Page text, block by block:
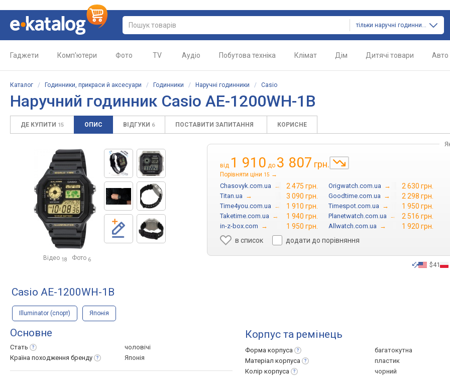
тільки наручні годинники
Гаджети Комп'ютери Фото TV Аудіо Побутова техніка Клімат Дім Дитячі товари Авто
Каталог / Годинники, прикраси й аксесуари / Годинники / Наручні годинники / Casio
Наручний годинник Casio AE-1200WH-1B
ДЕ КУПИТИ 15 ОПИС ВІДГУКИ 6 ПОСТАВИТИ ЗАПИТАННЯ КОРИСНЕ
Відео 18 Фото 6
від 1 910 до 3 807 грн.
Порівняти ціни 15 →
Chasovyk.com.ua → 2 475 грн. Origwatch.com.ua → 2 630 грн.
Titan.ua → 3 090 грн. Goodtime.com.ua → 2 298 грн.
Time4you.com.ua → 1 910 грн. Timespot.com.ua → 1 950 грн.
Taketime.com.ua → 1 940 грн. Planetwatch.com.ua → 2 516 грн.
in-z-box.com → 1 950 грн. Allwatch.com.ua →
1 920 грн.
в список
додати до порівняння
$41
Casio AE-1200WH-1B
Illuminator (спорт) Японія
Основне
Стать
чоловічі
Країна походження бренду Японія
Корпус та ремінець
Форма корпуса
багатокутна
Матеріал корпуса
пластик
Колір корпуса
чорний